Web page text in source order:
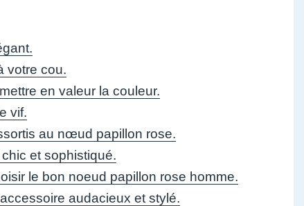
votre cou.
en valeur la couleur.
vif.
au nœud papillon rose.
et sophistiqué.
le bon noeud papillon rose homme.
audacieux et stylé.